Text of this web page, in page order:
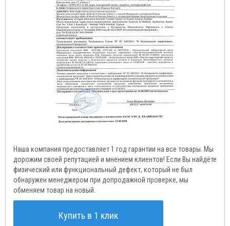
Наша компания предоставляет 1 год гарантии на все товары. Мы
дорожим своей репутацией и мнением клиентов! Если Вы найдёте
физический или функциональный дефект, который не был
обнаружен менеджером при допродажной проверке, мы
обменяем товар на новый.
Купить в 1 клик